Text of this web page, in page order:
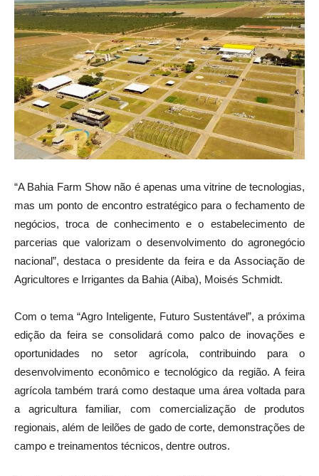
“A Bahia Farm Show não é apenas uma vitrine de tecnologias,
mas um ponto de encontro estratégico para o fechamento de
negócios, troca de conhecimento e o estabelecimento de
parcerias que valorizam o desenvolvimento do agronegócio
nacional”, destaca o presidente da feira e da Associação de
Agricultores e Irrigantes da Bahia (Aiba), Moisés Schmidt.
Com o tema “Agro Inteligente, Futuro Sustentável”, a próxima
edição da feira se consolidará como palco de inovações e
oportunidades no setor agrícola, contribuindo para o
desenvolvimento econômico e tecnológico da região. A feira
agrícola também trará como destaque uma área voltada para
a agricultura familiar, com comercialização de produtos
regionais, além de leilões de gado de corte, demonstrações de
campo e treinamentos técnicos, dentre outros.